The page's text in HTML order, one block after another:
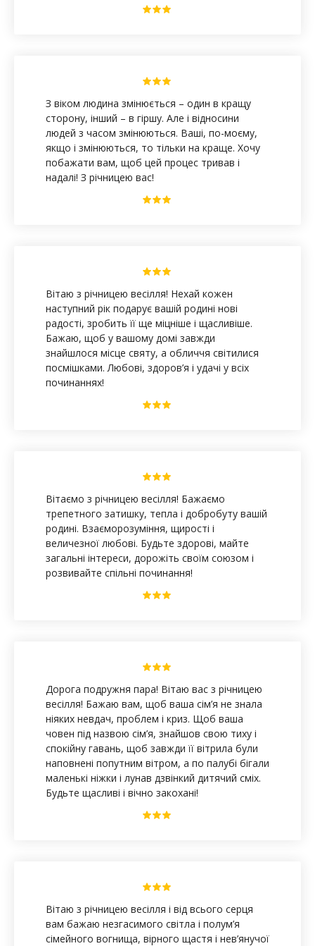
З віком людина змінюється – один в кращу
сторону, інший – в гіршу. Але і відносини
людей з часом змінюються. Ваші, по-моєму,
якщо і змінюються, то тільки на краще. Хочу
побажати вам, щоб цей процес тривав і
надалі! З річницею вас!
Вітаю з річницею весілля! Нехай кожен
наступний рік подарує вашій родині нові
радості, зробить її ще міцніше і щасливіше.
Бажаю, щоб у вашому домі завжди
знайшлося місце святу, а обличчя світилися
посмішками. Любові, здоров’я і удачі у всіх
починаннях!
Вітаємо з річницею весілля! Бажаємо
трепетного затишку, тепла і добробуту вашій
родині. Взаєморозуміння, щирості і
величезної любові. Будьте здорові, майте
загальні інтереси, дорожіть своїм союзом і
розвивайте спільні починання!
Дорога подружня пара! Вітаю вас з річницею
весілля! Бажаю вам, щоб ваша сім’я не знала
ніяких невдач, проблем і криз. Щоб ваша
човен під назвою сім’я, знайшов свою тиху і
спокійну гавань, щоб завжди її вітрила були
наповнені попутним вітром, а по палубі бігали
маленькі ніжки і лунав дзвінкий дитячий сміх.
Будьте щасливі і вічно закохані!
Вітаю з річницею весілля і від всього серця
вам бажаю незгасимого світла і полум’я
сімейного вогнища, вірного щастя і нев’янучої